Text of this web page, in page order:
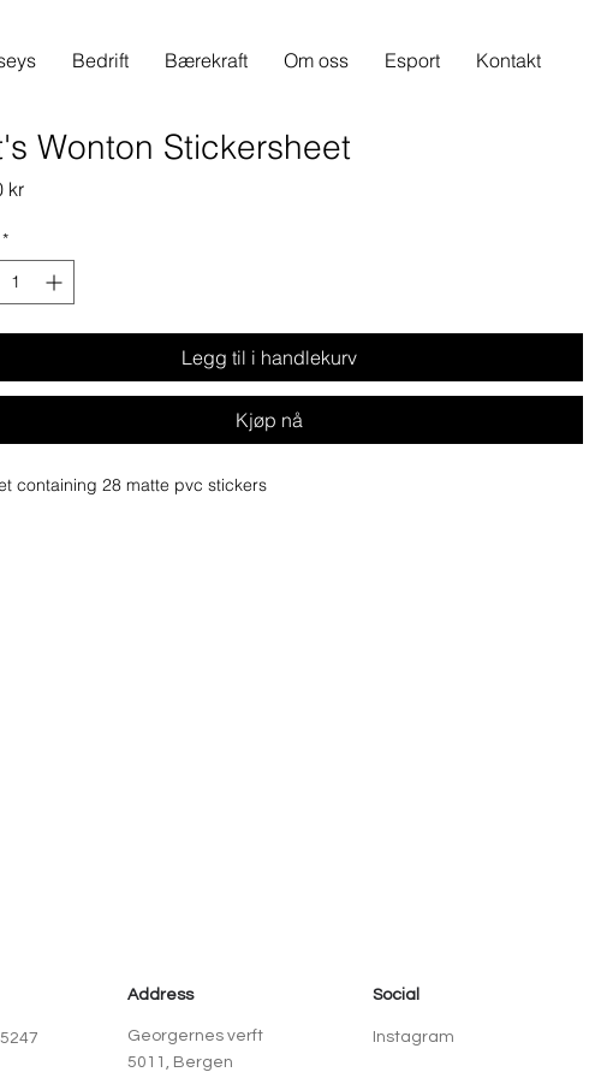
Bedrift Bærekraft Om oss Esport Kontakt
Wonton Stickersheet
krPris
*
Legg til i handlekurv
Kjøp nå
containing 28 matte pvc stickers
Address Social
Georgernes verft
5011, Bergen
Instagram